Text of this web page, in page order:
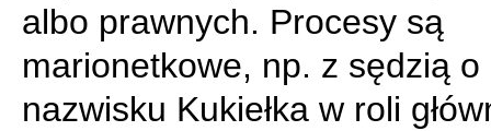
albo prawnych. Procesy są
marionetkowe, np. z sędzią o
nazwisku Kukiełka w roli